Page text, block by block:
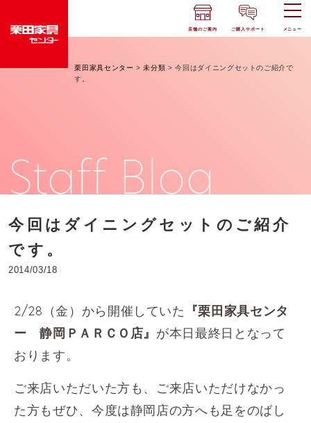
店舗のご案内 ご購入サポート メニュー
栗田家具センター >未分類 >今回はダイニングセットのご紹介で
す。
Staff Blog
今回はダイニングセットのご紹介
です。
2014/03/18
2/28（金）から開催していた
『栗田家具センタ
ー 静岡ＰＡＲＣＯ店』 が本日最終日となって
おります。
ご来店いただいた方も、ご来店いただけなかっ
た方もぜひ、今度は静岡店の方へも足をのばし